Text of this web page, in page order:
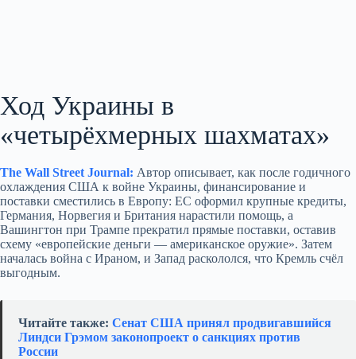
Ход Украины в
«четырёхмерных шахматах»
The Wall Street Journal: Автор описывает, как после годичного
охлаждения США к войне Украины, финансирование и
поставки сместились в Европу: ЕС оформил крупные кредиты,
Германия, Норвегия и Британия нарастили помощь, а
Вашингтон при Трампе прекратил прямые поставки, оставив
схему «европейские деньги — американское оружие». Затем
началась война с Ираном, и Запад раскололся, что Кремль счёл
выгодным.
Читайте также: Сенат США принял продвигавшийся
Линдси Грэмом законопроект о санкциях против
России